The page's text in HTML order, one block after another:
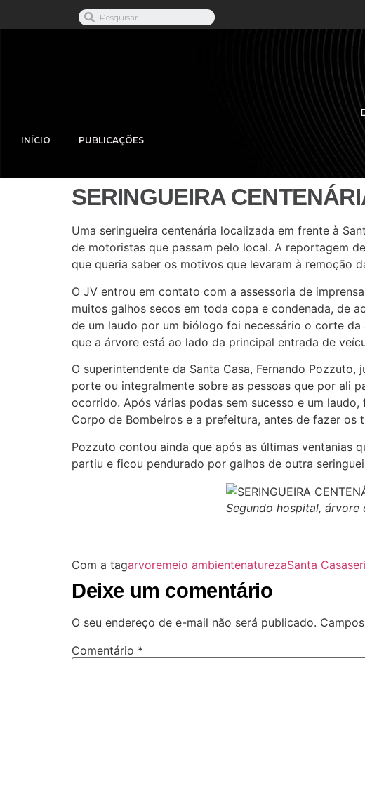
INÍCIO PUBLICAÇÕES
SERINGUEIRA
Uma seringueira centenária localizada em frente à
de motoristas que passam pelo local. A reportagem
que queria saber os motivos que levaram à remoção
O JV entrou em contato com a assessoria de
muitos galhos secos em toda copa e condenada, de
de um laudo por um biólogo foi necessário o corte
que a árvore está ao lado da principal entrada de
O superintendente da Santa Casa, Fernando
porte ou integralmente sobre as pessoas que por ali
ocorrido. Após várias podas sem sucesso e um
Corpo de Bombeiros e a prefeitura, antes de fazer os
Pozzuto contou ainda que após as últimas ventanias
partiu e ficou pendurado por galhos de outra
Segundo hospital,
Com a tagarvoremeio ambientenaturezaSanta Casa
Deixe um comentário
O seu endereço de e-mail não será publicado.
Comentário *